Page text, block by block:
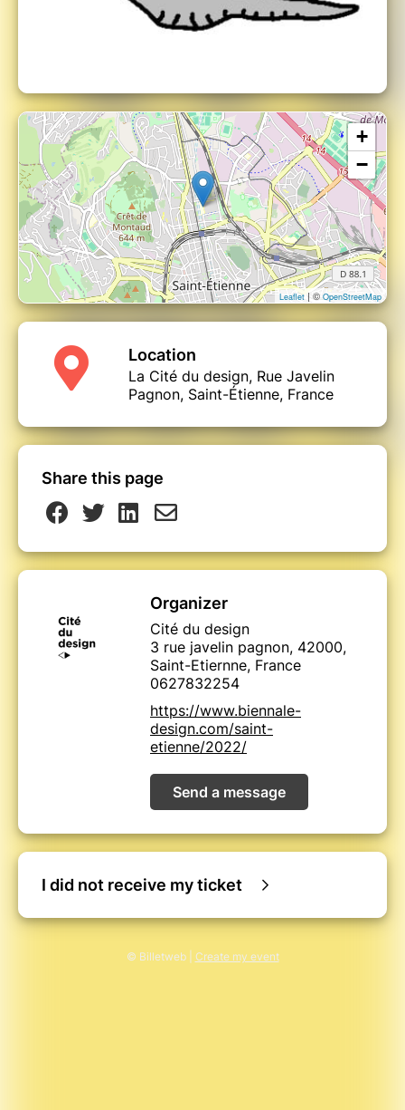
+
−
Leaflet | ©OpenStreetMap
Location
La Cité du design, Rue Javelin
Pagnon, Saint-Étienne, France
Share this page
Organizer
Cité du design
3 rue javelin pagnon, 42000,
Saint-Etiernne, France
0627832254
https://www.biennale-
design.com/saint-
etienne/2022/
Send a message
I did not receive my ticket
© Billetweb | Create my event